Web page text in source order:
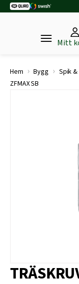
Mitt
Hem › Bygg › Spik
ZFMAX SB